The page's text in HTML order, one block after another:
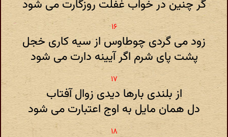
گر چنین در خواب غفلت روزگارت می شود
زود می گردی چوطاوس از سیه کاری خجل
پشت پای شرم اگر آیینه دارت می شود
از بلندی بارها دیدی زوال آفتاب
دل همان مایل به اوج اعتبارت می شود